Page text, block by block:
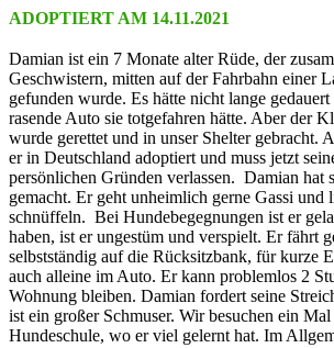
ADOPTIERT AM 14.11.2021
Damian ist ein 7 Monate alter Rüde, der
Geschwistern, mitten auf der Fahrbahn einer
gefunden wurde. Es hätte nicht lange gedauert
rasende Auto sie totgefahren hätte. Aber der
wurde gerettet und in unser Shelter gebracht.
er in Deutschland adoptiert und muss jetzt
persönlichen Gründen verlassen. Damian hat
gemacht. Er geht unheimlich gerne Gassi und
schnüffeln. Bei Hundebegegnungen ist er
haben, ist er ungestüm und verspielt. Er fährt
selbstständig auf die Rücksitzbank, für kurze
auch alleine im Auto. Er kann problemlos 2
Wohnung bleiben. Damian fordert seine
ist ein großer Schmuser. Wir besuchen ein
Hundeschule, wo er viel gelernt hat. Im